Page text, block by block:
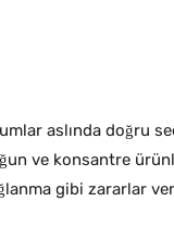
aslında doğru
ve konsantre
gibi zararlar